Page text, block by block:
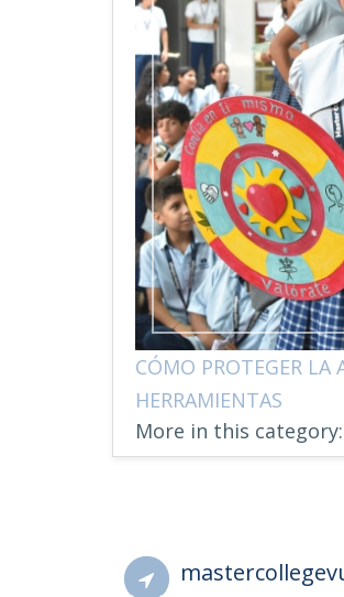
CÓMO PROTEGER LA
HERRAMIENTAS
More in this category: